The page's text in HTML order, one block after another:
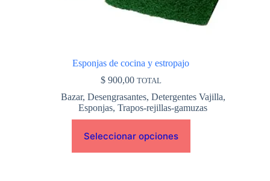
Esponjas de cocina y estropajo
$900,00 TOTAL
Bazar, Desengrasantes, Detergentes Vajilla,
Esponjas,Trapos-rejillas-gamuzas
Seleccionar opciones